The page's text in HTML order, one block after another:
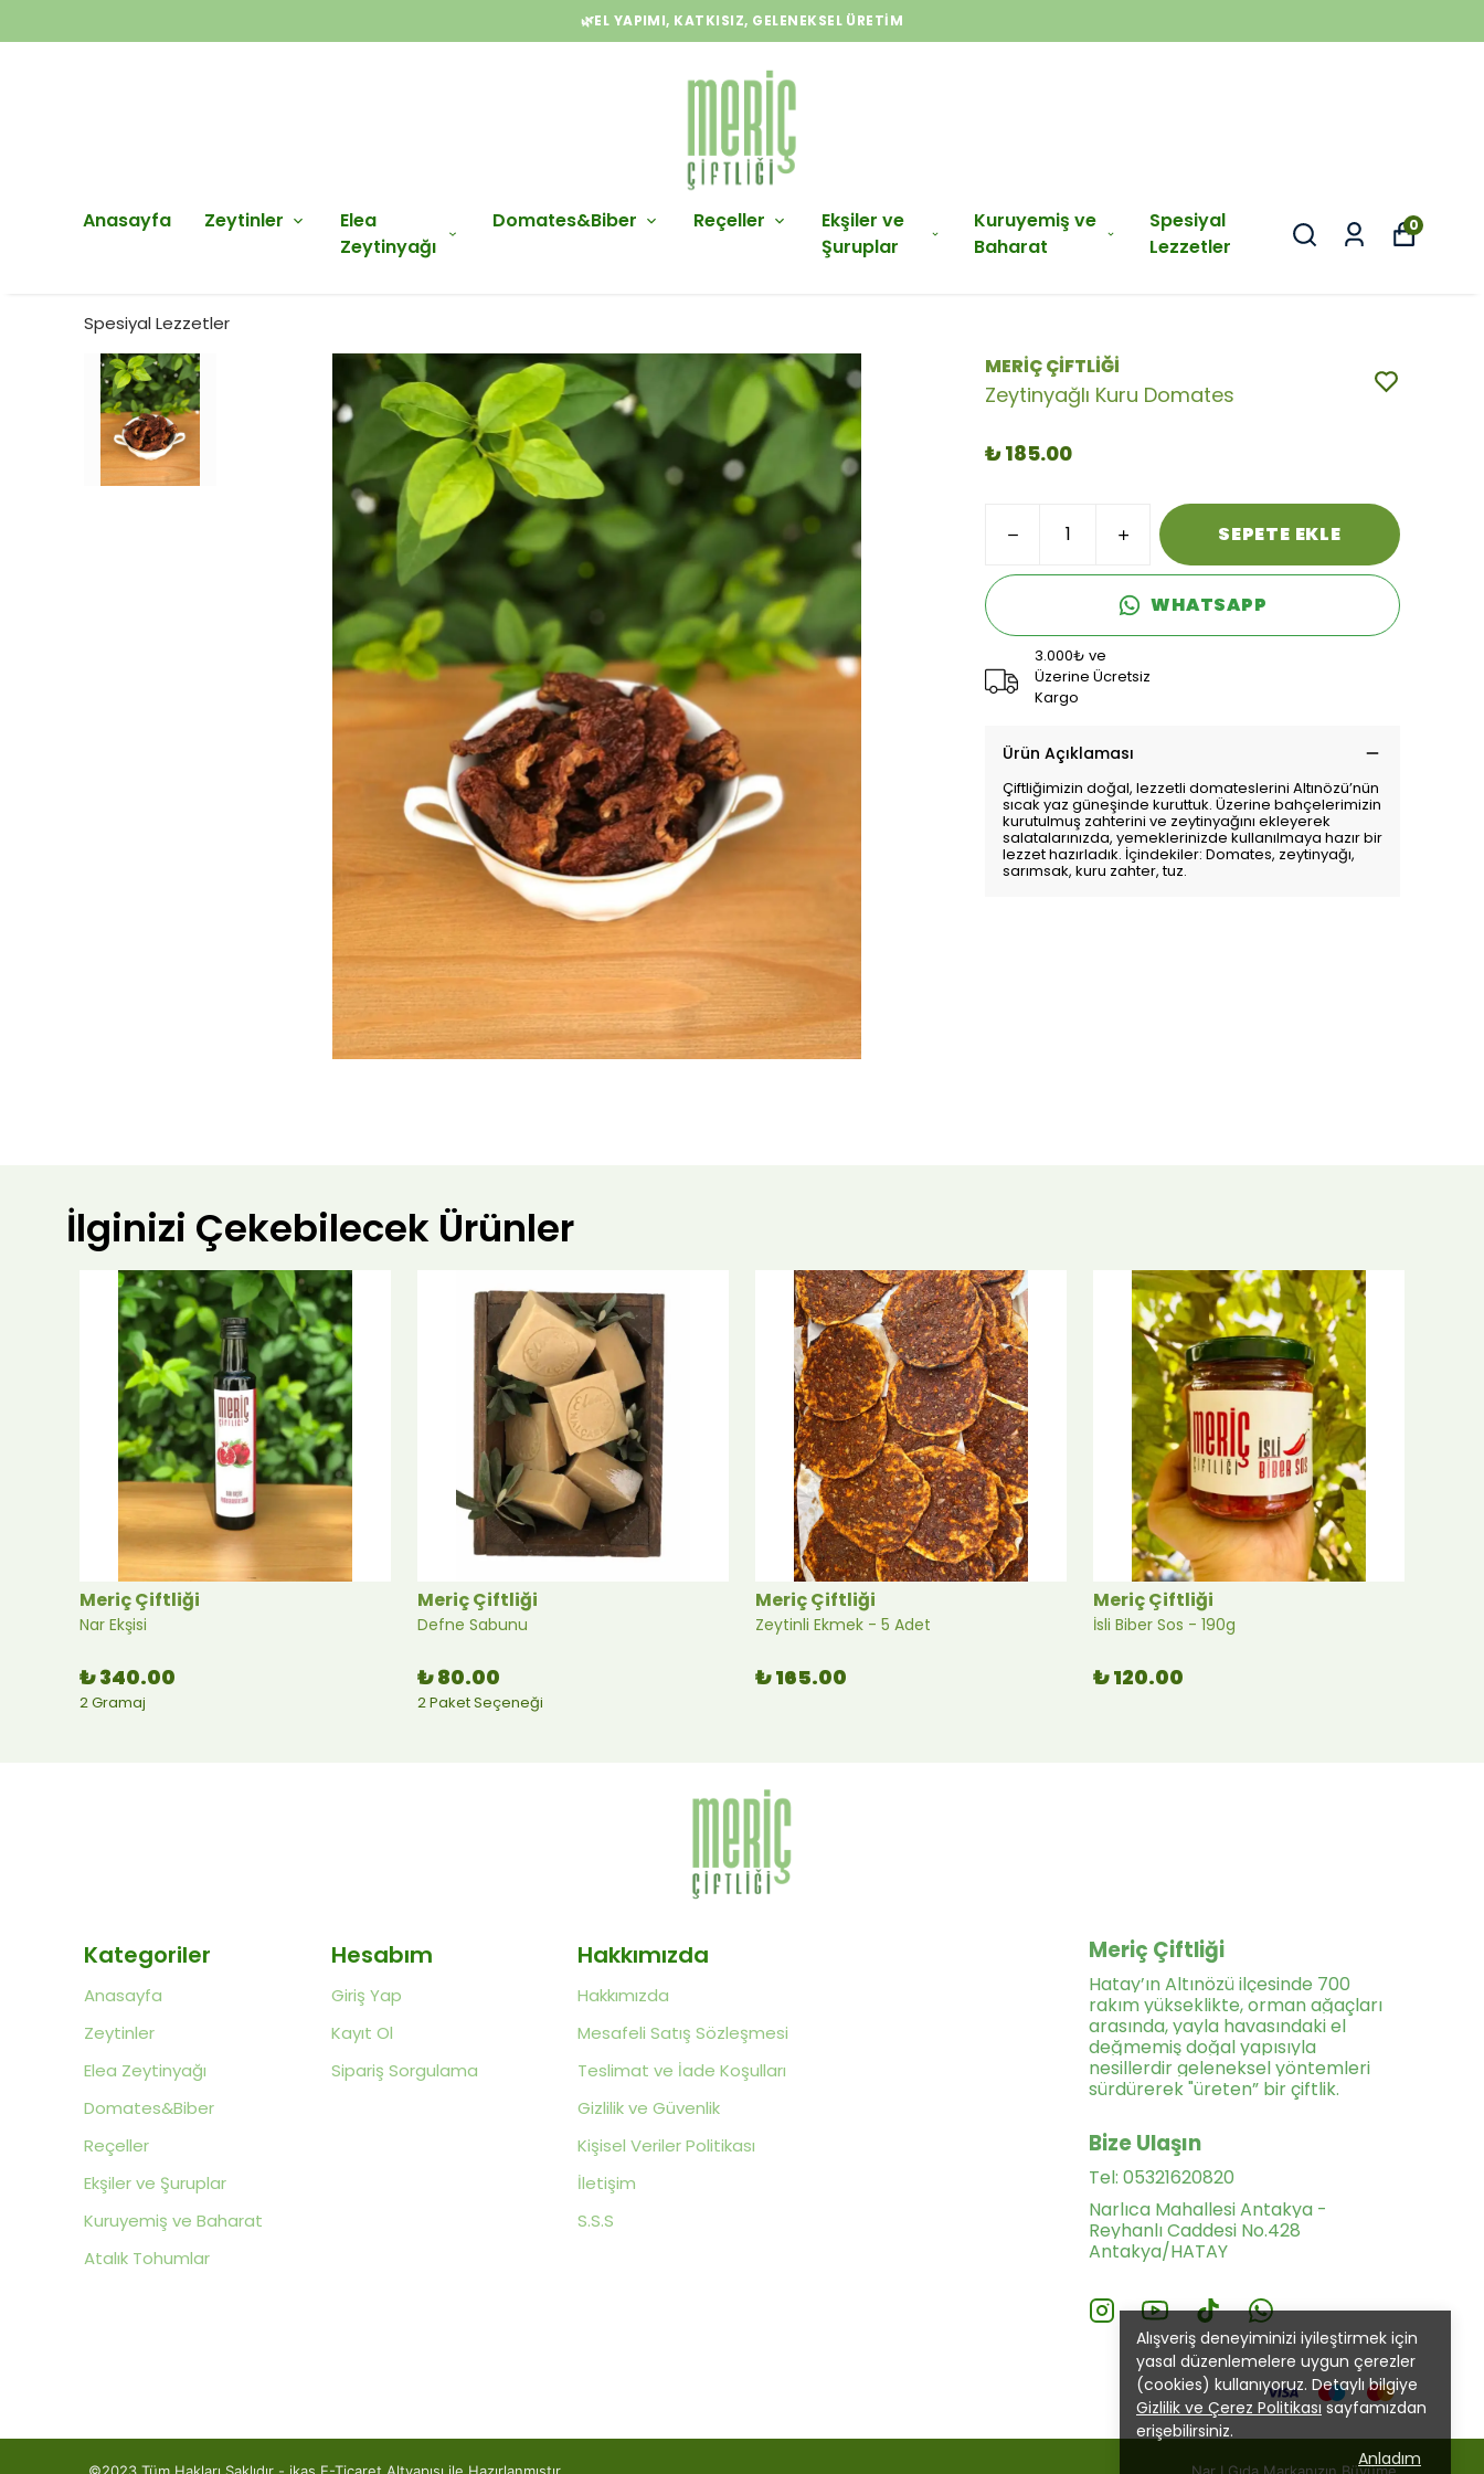
🌿EL YAPIMI, KATKISIZ, GELENEKSEL ÜRETIM
Anasayfa Zeytinler
Elea
Zeytinyağı
Domates&Biber Reçeller
Ekşiler ve
Şuruplar
Kuruyemiş ve
Baharat
Spesiyal
Lezzetler
0
Alışveriş deneyiminizi iyileştirmek için
yasal düzenlemelere uygun çerezler
(cookies) kullanıyoruz. Detaylı bilgiye
Gizlilik ve Çerez Politikasısayfamızdan
erişebilirsiniz.
Anladım
Spesiyal Lezzetler
MERİÇ ÇİFTLİĞİ
Zeytinyağlı Kuru Domates
₺ 185.00
SEPETE EKLE
WHATSAPP
3.000₺ ve
Üzerine Ücretsiz
Kargo
Ürün Açıklaması
Çiftliğimizin doğal, lezzetli domateslerini Altınözü’nün
sıcak yaz güneşinde kuruttuk. Üzerine bahçelerimizin
kurutulmuş zahterini ve zeytinyağını ekleyerek
salatalarınızda, yemeklerinizde kullanılmaya hazır bir
lezzet hazırladık. İçindekiler: Domates, zeytinyağı,
sarımsak, kuru zahter, tuz.
İlginizi Çekebilecek Ürünler
Meriç Çiftliği
Nar Ekşisi
₺ 340.00
2 Gramaj
Meriç Çiftliği
Defne Sabunu
₺ 80.00
2 Paket Seçeneği
Meriç Çiftliği
Zeytinli Ekmek - 5 Adet
₺ 165.00
Meriç Çiftliği
İsli Biber Sos - 190g
₺ 120.00
Kategoriler
Anasayfa
Zeytinler
Elea Zeytinyağı
Domates&Biber
Reçeller
Ekşiler ve Şuruplar
Kuruyemiş ve Baharat
Atalık Tohumlar
Hesabım
Giriş Yap
Kayıt Ol
Sipariş Sorgulama
Hakkımızda
Hakkımızda
Mesafeli Satış Sözleşmesi
Teslimat ve İade Koşulları
Gizlilik ve Güvenlik
Kişisel Veriler Politikası
İletişim
S.S.S
Meriç Çiftliği
Hatay’ın Altınözü ilçesinde 700
rakım yükseklikte, orman ağaçları
arasında, yayla havasındaki el
değmemiş doğal yapısıyla
nesillerdir geleneksel yöntemleri
sürdürerek "üreten” bir çiftlik.
Bize Ulaşın
Tel: 05321620820
Narlıca Mahallesi Antakya -
Reyhanlı Caddesi No.428
Antakya/HATAY